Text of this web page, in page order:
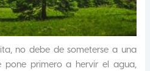
no debe de someterse a una
pone primero a hervir el agua,